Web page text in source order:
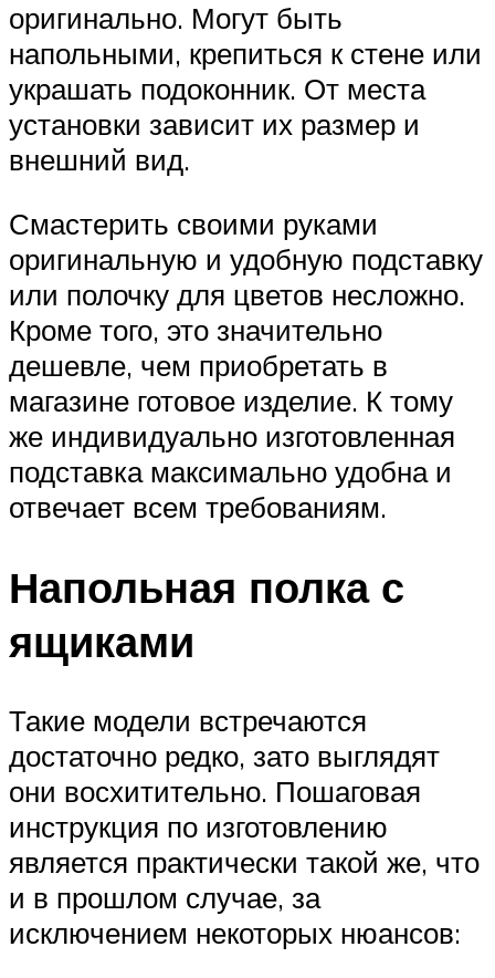
оригинально. Могут быть
напольными, крепиться к стене или
украшать подоконник. От места
установки зависит их размер и
внешний вид.
Смастерить своими руками
оригинальную и удобную подставку
или полочку для цветов несложно.
Кроме того, это значительно
дешевле, чем приобретать в
магазине готовое изделие. К тому
же индивидуально изготовленная
подставка максимально удобна и
отвечает всем требованиям.
Напольная полка с
ящиками
Такие модели встречаются
достаточно редко, зато выглядят
они восхитительно. Пошаговая
инструкция по изготовлению
является практически такой же, что
и в прошлом случае, за
исключением некоторых нюансов: